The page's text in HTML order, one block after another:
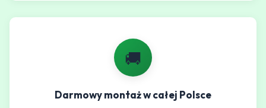
🚚
Darmowy montaż w całej Polsce